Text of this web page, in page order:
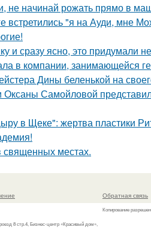
не начинай рожать прямо в
встретились "я на Ауди, мне
и сразу ясно, это придумали
в компании, занимающейся
Дины беленькой на
Оксаны Самойловой
в Щеке": жертва пластики
священных местах.
8 стр.4, Бизнес-центр «Красивый дом»,
Обратная связь
Копирование